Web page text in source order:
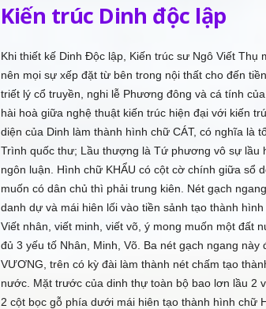
Kiến trúc Dinh độc lập
Khi thiết kế Dinh Ðộc lập, Kiến trúc sư Ngô Viết Thụ
nên mọi sự xếp đặt từ bên trong nội thất cho đến
triết lý cổ truyền, nghi lễ Phương đông và cá tính
hài hoà giữa nghệ thuật kiến trúc hiện đại với kiến
diện của Dinh làm thành hình chữ CÁT, có nghĩa là
Trình quốc thư; Lầu thượng là Tứ phương vô sự lầu
ngôn luận. Hình chữ KHẨU có cột cờ chính giữa sổ
muốn có dân chủ thì phải trung kiên. Nét gạch
danh dự và mái hiên lối vào tiền sảnh tạo thành
Viết nhân, viết minh, viết võ, ý mong muốn một đất
đủ 3 yếu tố Nhân, Minh, Võ. Ba nét gạch ngang
VƯƠNG, trên có kỳ đài làm thành nét chấm tạo
nước. Mặt trước của dinh thự toàn bộ bao lơn lầu 2
2 cột bọc gỗ phía dưới mái hiên tạo thành hình chữ